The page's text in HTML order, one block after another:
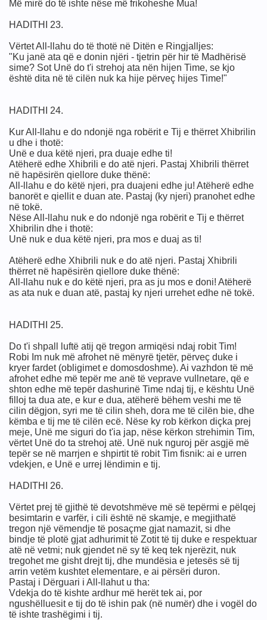
Më mirë do të ishte nëse më frikoheshe Mua!
HADITHI 23.
Vërtet All-llahu do të thotë në Ditën e Ringjalljes:
"Ku janë ata që e donin njëri - tjetrin për hir të Madhërisë
sime? Sot Unë do t'i strehoj ata nën hijen Time, se kjo
është dita në të cilën nuk ka hije përveç hijes Time!"
HADITHI 24.
Kur All-llahu e do ndonjë nga robërit e Tij e thërret Xhibrilin
u dhe i thotë:
Unë e dua këtë njeri, pra duaje edhe ti!
Atëherë edhe Xhibrili e do atë njeri. Pastaj Xhibrili thërret
në hapësirën qiellore duke thënë:
All-llahu e do këtë njeri, pra duajeni edhe ju! Atëherë edhe
banorët e qiellit e duan ate. Pastaj (ky njeri) pranohet edhe
në tokë.
Nëse All-llahu nuk e do ndonjë nga robërit e Tij e thërret
Xhibrilin dhe i thotë:
Unë nuk e dua këtë njeri, pra mos e duaj as ti!
Atëherë edhe Xhibrili nuk e do atë njeri. Pastaj Xhibrili
thërret në hapësirën qiellore duke thënë:
All-llahu nuk e do këtë njeri, pra as ju mos e doni! Atëherë
as ata nuk e duan atë, pastaj ky njeri urrehet edhe në tokë.
HADITHI 25.
Do t'i shpall luftë atij që tregon armiqësi ndaj robit Tim!
Robi Im nuk më afrohet në mënyrë tjetër, përveç duke i
kryer fardet (obligimet e domosdoshme). Ai vazhdon të më
afrohet edhe më tepër me anë të veprave vullnetare, që e
shton edhe më tepër dashurinë Time ndaj tij, e kështu Unë
filloj ta dua ate, e kur e dua, atëherë bëhem veshi me të
cilin dëgjon, syri me të cilin sheh, dora me të cilën bie, dhe
këmba e tij me të cilën ecë. Nëse ky rob kërkon diçka prej
meje, Unë me siguri do t'ia jap, nëse kërkon strehimin Tim,
vërtet Unë do ta strehoj atë. Unë nuk nguroj për asgjë më
tepër se në marrjen e shpirtit të robit Tim fisnik: ai e urren
vdekjen, e Unë e urrej lëndimin e tij.
HADITHI 26.
Vërtet prej të gjithë të devotshmëve më së tepërmi e pëlqej
besimtarin e varfër, i cili është në skamje, e megjithatë
tregon një vëmendje të posaçme gjat namazit, si dhe
bindje të plotë gjat adhurimit të Zotit të tij duke e respektuar
atë në vetmi; nuk gjendet në sy të keq tek njerëzit, nuk
tregohet me gisht drejt tij, dhe mundësia e jetesës së tij
arrin vetëm kushtet elementare, e ai përsëri duron.
Pastaj i Dërguari i All-llahut u tha:
Vdekja do të kishte ardhur më herët tek ai, por
ngushëlluesit e tij do të ishin pak (në numër) dhe i vogël do
të ishte trashëgimi i tij.
njeriu
për ty
veten.